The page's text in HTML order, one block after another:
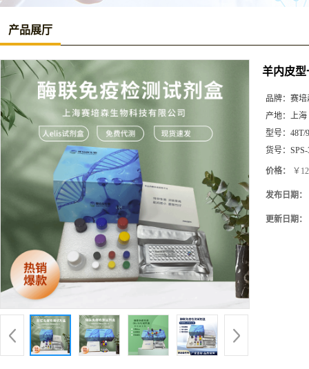
产品展厅
羊内皮型
品牌： 赛培
产地： 上海
型号： 48T/
货号：
价格： ￥
发布日期：
更新日期：